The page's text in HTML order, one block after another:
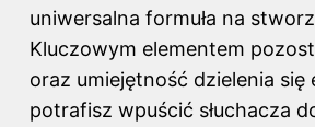
uniwersalna formuła na
Kluczowym elementem
oraz umiejętność dzielenia się
potrafisz wpuścić słuchacza